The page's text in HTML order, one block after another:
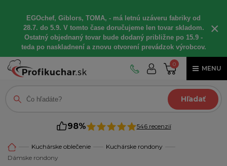
EGOchef, Giblors, TOMA, - má letnú uzáveru fabriky od
28.7. do 5.9. V tomto čase doručujeme len tovar skladom.
Ostatný objednaný tovar bude dodaný približne po 15.9 -
teda po naskladnení a znovu otvorení prevádzok výrobcov.
×
0
MENU
Hľadať
98% 546 recenzií
Kuchárske oblečenie
Kuchárske rondony
Dámske rondony